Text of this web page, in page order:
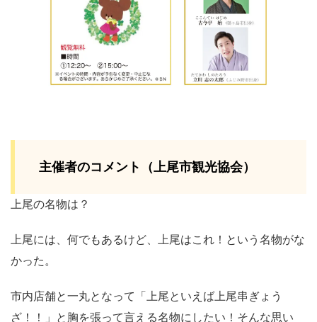
主催者のコメント（上尾市観光協会）
上尾の名物は？
上尾には、何でもあるけど、上尾はこれ！という名物がな
かった。
市内店舗と一丸となって「上尾といえば上尾串ぎょう
ざ！！」と胸を張って言える名物にしたい！そんな思い